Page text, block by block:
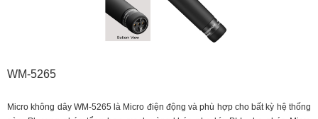
WM-5265
Micro không dây WM-5265 là Micro điện động và phù hợp cho bất kỳ hệ thống